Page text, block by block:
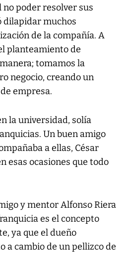
no poder resolver sus
dilapidar muchos
de la compañía. A
planteamiento de
tomamos la
negocio, creando un
empresa.
la universidad, solía
Un buen amigo
a ellas, César
esas ocasiones que todo
y mentor Alfonso Riera
es el concepto
ya que el dueño
a cambio de un pellizco de